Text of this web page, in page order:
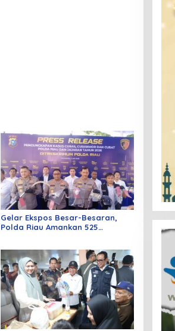
Gelar Ekspos Besar-Besaran,
Polda Riau Amankan 525